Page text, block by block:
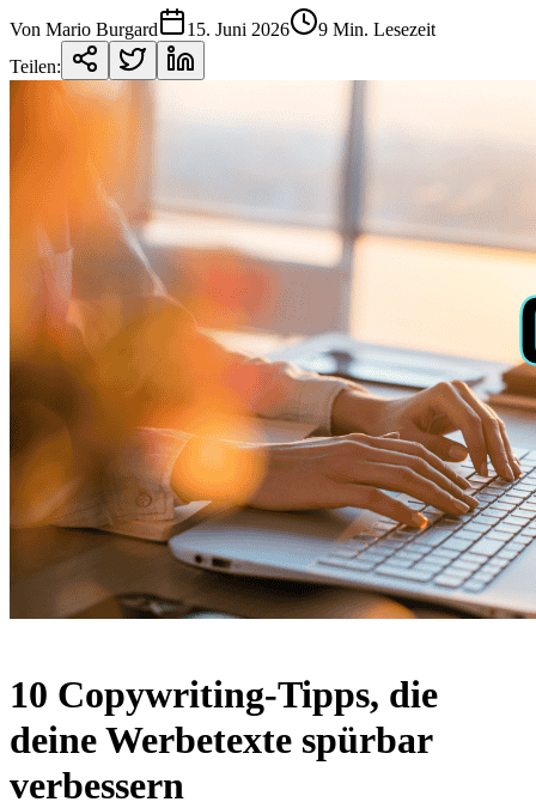
Von Mario Burgard 15. Juni 2026
9 Min. Lesezeit
Teilen:
10 Copywriting-Tipps, die
deine Werbetexte spürbar
verbessern